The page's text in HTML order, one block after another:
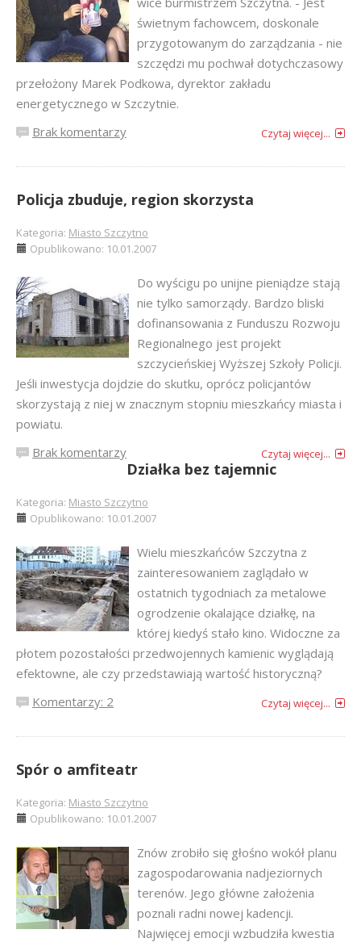
świetnym fachowcem, doskonale
przygotowanym do zarządzania - nie
szczędzi mu pochwał dotychczasowy
przełożony Marek Podkowa, dyrektor zakładu
energetycznego w Szczytnie.
Brak komentarzy
Czytaj więcej...
Policja zbuduje, region skorzysta
Kategoria: Miasto Szczytno
Opublikowano: 10.01.2007
Do wyścigu po unijne pieniądze stają
nie tylko samorządy. Bardzo bliski
dofinansowania z Funduszu Rozwoju
Regionalnego jest projekt
szczycieńskiej Wyższej Szkoły Policji.
Jeśli inwestycja dojdzie do skutku, oprócz policjantów
skorzystają z niej w znacznym stopniu mieszkańcy miasta i
powiatu.
Brak komentarzy
Czytaj więcej...
Działka bez tajemnic
Kategoria: Miasto Szczytno
Opublikowano: 10.01.2007
Wielu mieszkańców Szczytna z
zainteresowaniem zaglądało w
ostatnich tygodniach za metalowe
ogrodzenie okalające działkę, na
której kiedyś stało kino. Widoczne za
płotem pozostałości przedwojennych kamienic wyglądają
efektowne, ale czy przedstawiają wartość historyczną?
Komentarzy: 2
Czytaj więcej...
Spór o amfiteatr
Kategoria: Miasto Szczytno
Opublikowano: 10.01.2007
Znów zrobiło się głośno wokół planu
zagospodarowania nadjeziornych
terenów. Jego główne założenia
poznali radni nowej kadencji.
Najwięcej emocji wzbudziła kwestia